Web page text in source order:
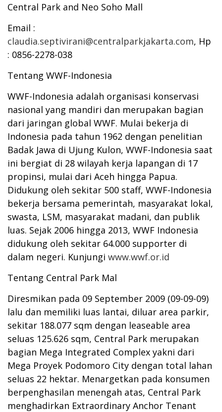
Central Park and Neo Soho Mall
Email :
claudia.septivirani@centralparkjakarta.com, Hp
: 0856-2278-038
Tentang WWF-Indonesia
WWF-Indonesia adalah organisasi konservasi
nasional yang mandiri dan merupakan bagian
dari jaringan global WWF. Mulai bekerja di
Indonesia pada tahun 1962 dengan penelitian
Badak Jawa di Ujung Kulon, WWF-Indonesia saat
ini bergiat di 28 wilayah kerja lapangan di 17
propinsi, mulai dari Aceh hingga Papua.
Didukung oleh sekitar 500 staff, WWF-Indonesia
bekerja bersama pemerintah, masyarakat lokal,
swasta, LSM, masyarakat madani, dan publik
luas. Sejak 2006 hingga 2013, WWF Indonesia
didukung oleh sekitar 64.000 supporter di
dalam negeri. Kunjungi www.wwf.or.id
Tentang Central Park Mal
Diresmikan pada 09 September 2009 (09-09-09)
lalu dan memiliki luas lantai, diluar area parkir,
sekitar 188.077 sqm dengan leaseable area
seluas 125.626 sqm, Central Park merupakan
bagian Mega Integrated Complex yakni dari
Mega Proyek Podomoro City dengan total lahan
seluas 22 hektar. Menargetkan pada konsumen
berpenghasilan menengah atas, Central Park
menghadirkan Extraordinary Anchor Tenant